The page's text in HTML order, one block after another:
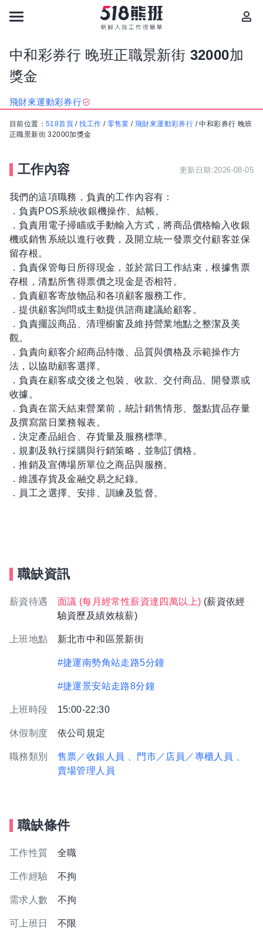
中和彩券行 晚班正職景新街 32000加
獎金
飛財來運動彩券行
目前位置： 518首頁 /找工作 / 零售業 /飛財來運動彩券行 /中和彩券行 晚班
正職景新街 32000加獎金
工作內容 更新日期:2026-08-05
我們的這項職務，負責的工作內容有：
．負責POS系統收銀機操作、結帳。
．負責用電子掃瞄或手動輸入方式，將商品價格輸入收銀
機或銷售系統以進行收費，及開立統一發票交付顧客並保
留存根。
．負責保管每日所得現金，並於當日工作結束，根據售票
存根，清點所售得票價之現金是否相符。
．負責顧客寄放物品和各項顧客服務工作。
．提供顧客詢問或主動提供諮商建議給顧客。
．負責擺設商品、清理櫥窗及維持營業地點之整潔及美
觀。
．負責向顧客介紹商品特徵、品質與價格及示範操作方
法，以協助顧客選擇。
．負責在顧客成交後之包裝、收款、交付商品、開發票或
收據。
．負責在當天結束營業前，統計銷售情形、盤點貨品存量
及撰寫當日業務報表。
．決定產品組合、存貨量及服務標準。
．規劃及執行採購與行銷策略，並制訂價格。
．推銷及宣傳場所單位之商品與服務。
．維護存貨及金融交易之紀錄。
．員工之選擇、安排、訓練及監督。
職缺資訊
薪資待遇 面議 (每月經常性薪資達四萬以上) (薪資依經
驗資歷及績效核薪)
上班地點 新北市中和區景新街
#捷運南勢角站走路5分鐘
#捷運景安站走路8分鐘
上班時段 15:00-22:30
休假制度 依公司規定
職務類別 售票／收銀人員 、門市／店員／專櫃人員
賣場管理人員
職缺條件
工作性質 全職
工作經驗 不拘
需求人數 不拘
可上班日 不限